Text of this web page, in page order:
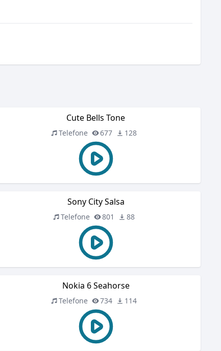
Cute Bells Tone
Telefone 677 128
Sony City Salsa
Telefone 801 88
Nokia 6 Seahorse
Telefone 734 114